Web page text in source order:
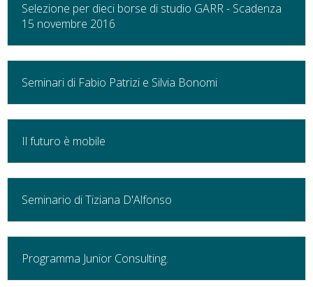
Selezione per dieci borse di studio GARR - Scadenza
15 novembre 2016
Seminari di Fabio Patrizi e Silvia Bonomi
Il futuro è mobile
Seminario di Tiziana D'Alfonso
Programma Junior Consulting.